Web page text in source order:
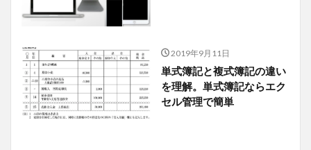
2019年9月11日
単式簿記と複式簿記の違い
を理解。単式簿記ならエク
セル管理で簡単